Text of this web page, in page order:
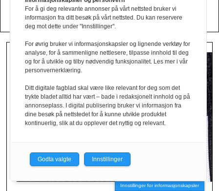
Send oss en mail!
Innstillinger for informasjonskapsler
For å gi deg relevante annonser på vårt nettsted bruker vi
informasjon fra ditt besøk på vårt nettsted. Du kan reservere
deg mot dette under "Innstillinger".
For øvrig bruker vi informasjonskapsler og lignende verktøy for
analyse, for å sammenligne nettlesere, tilpasse innhold til deg
og for å utvikle og tilby nødvendig funksjonalitet. Les mer i vår
personvernerklæring.
Ditt digitale fagblad skal være like relevant for deg som det
trykte bladet alltid har vært – bade i redaksjonelt innhold og på
annonseplass. I digital publisering bruker vi informasjon fra
dine besøk på nettstedet for å kunne utvikle produktet
kontinuerlig, slik at du opplever det nyttig og relevant.
Godta valgte Innstillinger